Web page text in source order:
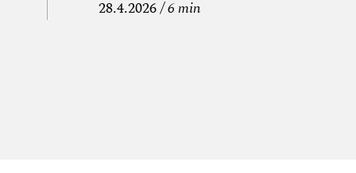
28.4.2026 6 min